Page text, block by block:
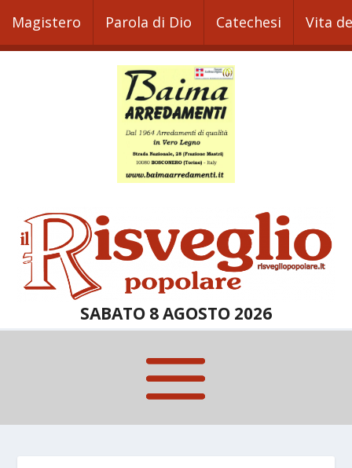
Magistero Parola di Dio Catechesi Vita
SABATO 8 AGOSTO 2026